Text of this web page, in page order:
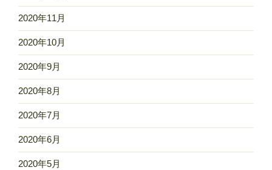
2020年11月
2020年10月
2020年9月
2020年8月
2020年7月
2020年6月
2020年5月